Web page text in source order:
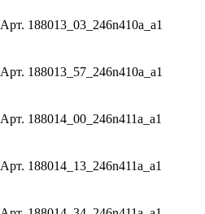
Арт. 188013_03_246n410a_a1
Арт. 188013_57_246n410a_a1
Арт. 188014_00_246n411a_a1
Арт. 188014_13_246n411a_a1